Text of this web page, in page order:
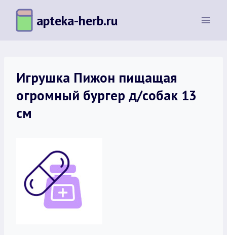
Перейти
содержимому
apteka-herb.ru
Игрушка Пижон пищащая
огромный бургер д/собак 13
см